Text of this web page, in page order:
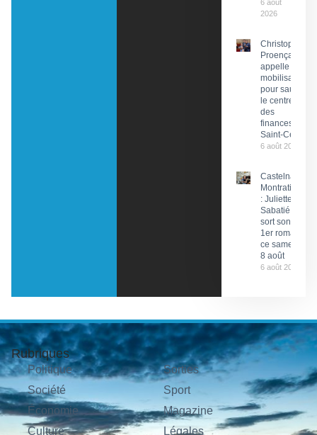
6 août
2026
Christophe
Proença
appelle à la
mobilisation
pour sauver
le centre
des
finances de
Saint-Céré
6 août 2026
Castelnau-
Montratier
: Juliette
Sabatié
sort son
1er roman
ce samedi
8 août
6 août 2026
Rubriques
Politique
Société
Économie
Culture
Sorties
Sport
Magazine
Légales